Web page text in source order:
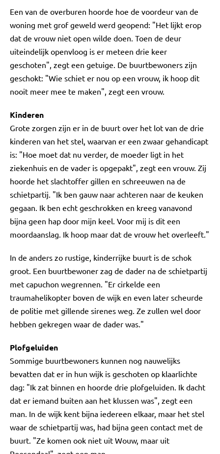
Een van de overburen hoorde hoe de voordeur van de
woning met grof geweld werd geopend: "Het lijkt erop
dat de vrouw niet open wilde doen. Toen de deur
uiteindelijk openvloog is er meteen drie keer
geschoten", zegt een getuige. De buurtbewoners zijn
geschokt: "Wie schiet er nou op een vrouw, ik hoop dit
nooit meer mee te maken", zegt een vrouw.
Kinderen
Grote zorgen zijn er in de buurt over het lot van de drie
kinderen van het stel, waarvan er een zwaar gehandicapt
is: "Hoe moet dat nu verder, de moeder ligt in het
ziekenhuis en de vader is opgepakt", zegt een vrouw. Zij
hoorde het slachtoffer gillen en schreeuwen na de
schietpartij. "Ik ben gauw naar achteren naar de keuken
gegaan. Ik ben echt geschrokken en kreeg vanavond
bijna geen hap door mijn keel. Voor mij is dit een
moordaanslag. Ik hoop maar dat de vrouw het overleeft."
In de anders zo rustige, kinderrijke buurt is de schok
groot. Een buurtbewoner zag de dader na de schietpartij
met capuchon wegrennen. "Er cirkelde een
traumahelikopter boven de wijk en even later scheurde
de politie met gillende sirenes weg. Ze zullen wel door
hebben gekregen waar de dader was."
Plofgeluiden
Sommige buurtbewoners kunnen nog nauwelijks
bevatten dat er in hun wijk is geschoten op klaarlichte
dag: "Ik zat binnen en hoorde drie plofgeluiden. Ik dacht
dat er iemand buiten aan het klussen was", zegt een
man. In de wijk kent bijna iedereen elkaar, maar het stel
waar de schietpartij was, had bijna geen contact met de
buurt. "Ze komen ook niet uit Wouw, maar uit